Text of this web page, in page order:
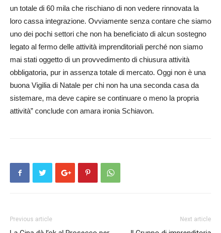
un totale di 60 mila che rischiano di non vedere rinnovata la
loro cassa integrazione. Ovviamente senza contare che siamo
uno dei pochi settori che non ha beneficiato di alcun sostegno
legato al fermo delle attività imprenditoriali perché non siamo
mai stati oggetto di un provvedimento di chiusura attività
obbligatoria, pur in assenza totale di mercato. Oggi non è una
buona Vigilia di Natale per chi non ha una seconda casa da
sistemare, ma deve capire se continuare o meno la propria
attività” conclude con amara ironia Schiavon.
Previous article Next article